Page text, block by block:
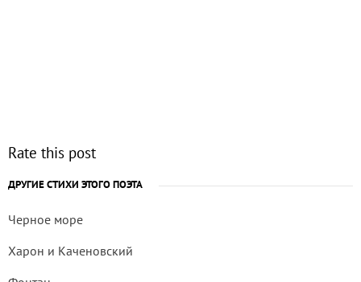
Rate this post
ДРУГИЕ СТИХИ ЭТОГО ПОЭТА
Черное море
Харон и Каченовский